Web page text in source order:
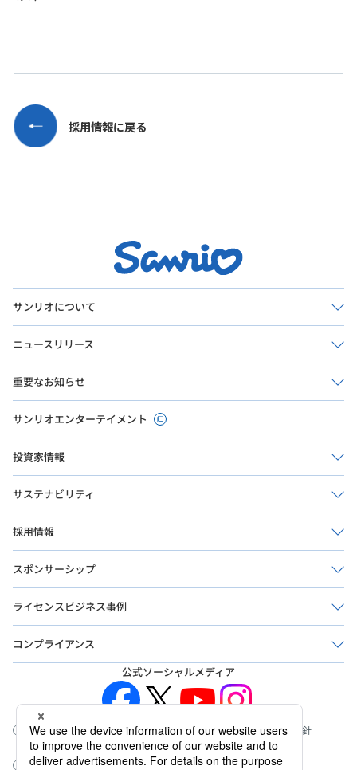
公式ソーシャルメディア
このサイトについて
プライバシーポリシー
ウェブアクセシビリティ方針
サイトマップ
サンリオについて
ニュースリリース
重要なお知らせ
サンリオエンターテイメント
投資家情報
サステナビリティ
採用情報
スポンサーシップ
ライセンスビジネス事例
コンプライアンス